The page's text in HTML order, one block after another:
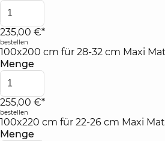
235,00 €*
bestellen
100x200 cm für 28-32 cm Maxi
Menge
255,00 €*
bestellen
100x220 cm für 22-26 cm Maxi
Menge